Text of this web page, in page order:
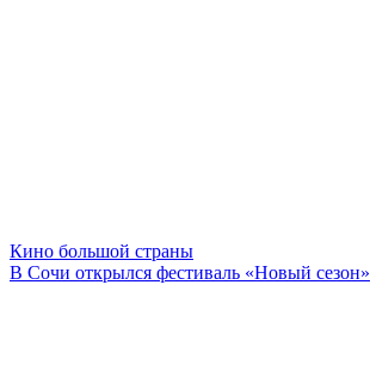
Кино большой страны
В Сочи открылся фестиваль «Новый сезон»